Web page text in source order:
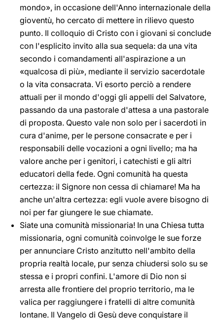
mondo», in occasione dell'Anno internazionale della
gioventù, ho cercato di mettere in rilievo questo
punto. Il colloquio di Cristo con i giovani si conclude
con l'esplicito invito alla sua sequela: da una vita
secondo i comandamenti all'aspirazione a un
«qualcosa di più», mediante il servizio sacerdotale
o la vita consacrata. Vi esorto perciò a rendere
attuali per il mondo d'oggi gli appelli del Salvatore,
passando da una pastorale d'attesa a una pastorale
di proposta. Questo vale non solo per i sacerdoti in
cura d'anime, per le persone consacrate e per i
responsabili delle vocazioni a ogni livello; ma ha
valore anche per i genitori, i catechisti e gli altri
educatori della fede. Ogni comunità ha questa
certezza: il Signore non cessa di chiamare! Ma ha
anche un'altra certezza: egli vuole avere bisogno di
noi per far giungere le sue chiamate.
Siate una comunità missionaria! In una Chiesa tutta
missionaria, ogni comunità coinvolge le sue forze
per annunciare Cristo anzitutto nell'ambito della
propria realtà locale, pur senza chiudersi solo su se
stessa e i propri confini. L'amore di Dio non si
arresta alle frontiere del proprio territorio, ma le
valica per raggiungere i fratelli di altre comunità
lontane. Il Vangelo di Gesù deve conquistare il